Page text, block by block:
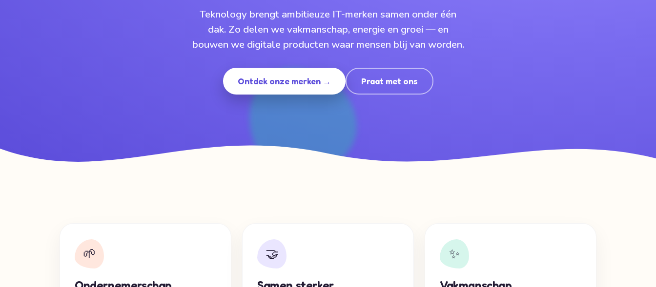
Teknology brengt ambitieuze IT-merken samen onder één
dak. Zo delen we vakmanschap, energie en groei — en
bouwen we digitale producten waar mensen blij van worden.
Ontdek onze merken → Praat met ons
🌱 🤝 ✨